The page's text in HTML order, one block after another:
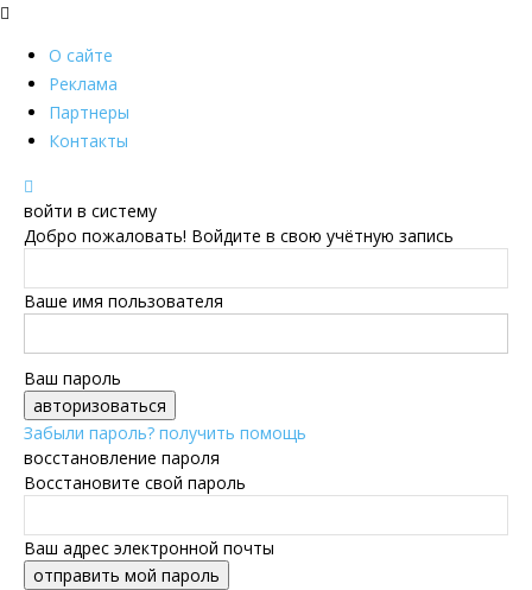
О сайте
Реклама
Партнеры
Контакты
войти в систему
Добро пожаловать! Войдите в свою учётную запись
Ваше имя пользователя
Ваш пароль
Забыли пароль? получить помощь
восстановление пароля
Восстановите свой пароль
Ваш адрес электронной почты